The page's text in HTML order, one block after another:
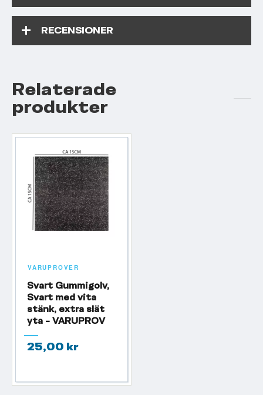
RECENSIONER
Relaterade
produkter
VARUPROVER
Svart Gummigolv,
Svart med vita
stänk, extra slät
yta - VARUPROV
25,00 kr